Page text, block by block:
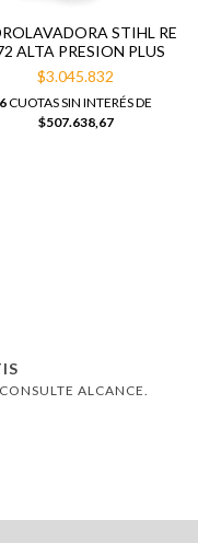
STIHL RE
ALTA PRESION PLUS
$3.045.832
6CUOTAS SIN INTERÉS DE
$507.638,67
ALCANCE.